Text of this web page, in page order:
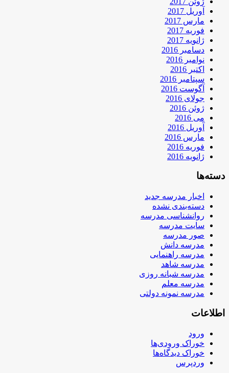
آوریل 2017
مارس 2017
فوریه 2017
ژانویه 2017
دسامبر 2016
نوامبر 2016
اکتبر 2016
سپتامبر 2016
آگوست 2016
جولای 2016
ژوئن 2016
می 2016
آوریل 2016
مارس 2016
فوریه 2016
ژانویه 2016
دسته‌ها
اخبار مدرسه جدید
دسته‌بندی نشده
روانشناسی مدرسه
سایت مدرسه
صور مدرسه
مدرسه دانش
مدرسه راهنمایی
مدرسه شاهد
مدرسه شبانه روزی
مدرسه معلم
مدرسه نمونه دولتی
اطلاعات
ورود
خوراک ورودی‌ها
خوراک دیدگاه‌ها
وردپرس